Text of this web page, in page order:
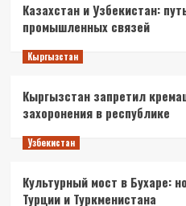
Казахстан и Узбекистан:
промышленных связей
Кыргызстан
Кыргызстан запретил
захоронения в республике
Узбекистан
Культурный мост в Бухаре:
Турции и Туркменистана